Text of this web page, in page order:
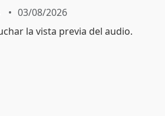
03/08/2026